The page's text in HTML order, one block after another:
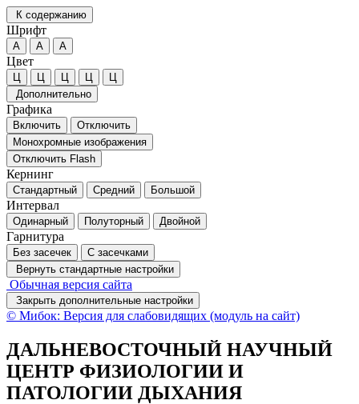
К содержанию
Шрифт
А А А
Цвет
Ц Ц Ц Ц
Ц
Дополнительно
Графика
Включить
Отключить
Монохромные изображения
Отключить Flash
Кернинг
Стандартный Средний Большой
Интервал
Одинарный Полуторный Двойной
Гарнитура
Без засечек
С засечками
Вернуть стандартные настройки
Обычная версия сайта
Закрыть дополнительные настройки
© Мибок: Версия для слабовидящих (модуль на сайт)
ДАЛЬНЕВОСТОЧНЫЙ НАУЧНЫЙ
ЦЕНТР ФИЗИОЛОГИИ И
ПАТОЛОГИИ ДЫХАНИЯ